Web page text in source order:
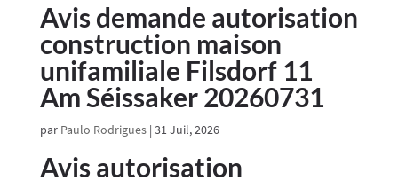
Avis demande autorisation
construction maison
unifamiliale Filsdorf 11
Am Séissaker 20260731
par Paulo Rodrigues| 31 Juil, 2026
Avis autorisation